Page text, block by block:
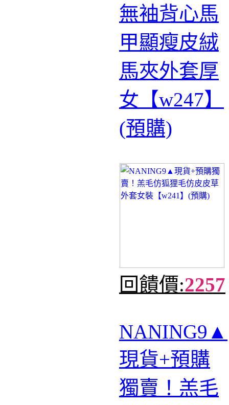
無袖背心馬
甲顯瘦皮絨
馬夾外套厚
女【w247】
(預購)
回饋價:2257
NANING9▲
現貨+預購
獨賣！羔毛